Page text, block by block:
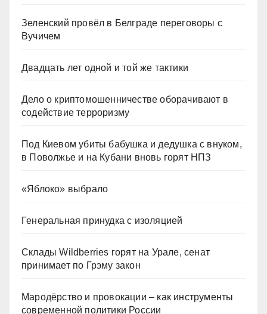
Зеленский провёл в Белграде переговоры с
Вучичем
Двадцать лет одной и той же тактики
Дело о криптомошенничестве оборачивают в
содействие терроризму
Под Киевом убиты бабушка и дедушка с внуком,
в Поволжье и на Кубани вновь горят НПЗ
«Яблоко» выбрало
Генеральная принудка с изоляцией
Склады Wildberries горят на Урале, сенат
принимает по Грэму закон
Мародёрство и провокации – как инструменты
современной политики России